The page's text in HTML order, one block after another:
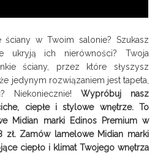
w Twoim salonie? Szukasz
ukryją ich nierówności? Twoja
ściany, przez które słyszysz
jedynym rozwiązaniem jest tapeta,
Niekoniecznie! Wypróbuj nasz
ciepłe i stylowe wnętrze. To
Midian marki Edinos Premium w
zł. Zamów lamelowe Midian marki
ciepło i klimat Twojego wnętrza